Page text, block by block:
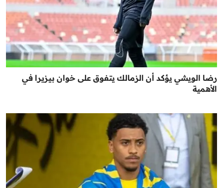
رضا الويشي يؤكد أن الزمالك يتفوق على خوان بيزيرا في
الأهمية